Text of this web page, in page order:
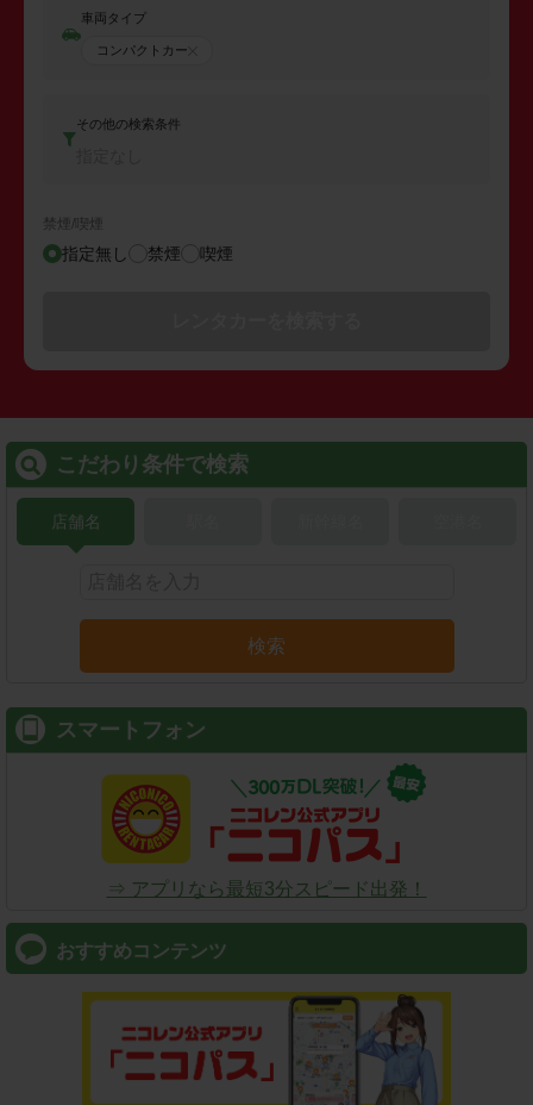
車両タイプ
コンパクトカー
その他の検索条件
禁煙/喫煙
指定無し 禁煙 喫煙
こだわり条件で検索
店舗名
検索
スマートフォン
⇒ アプリなら最短3分スピード出発！
おすすめコンテンツ